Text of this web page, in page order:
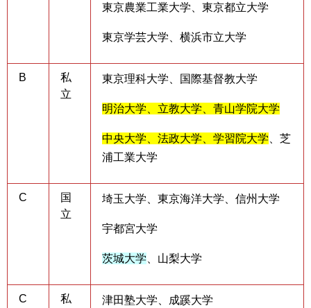
東京農業工業大学、東京都立大学
東京学芸大学、横浜市立大学
B
私
立
東京理科大学、国際基督教大学
明治大学、立教大学、青山学院大学
中央大学、法政大学、学習院大学 、芝
浦工業大学
C
国
立
埼玉大学、東京海洋大学、信州大学
宇都宮大学
茨城大学 、山梨大学
C
私
津田塾大学、成蹊大学